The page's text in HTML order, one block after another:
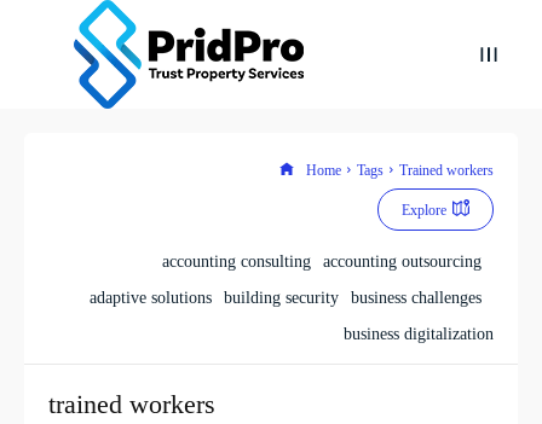
Home Tags Trained workers
Explore
accounting consulting
accounting outsourcing
adaptive solutions
building security
business challenges
business digitalization
trained workers